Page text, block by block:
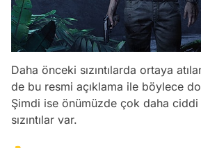
Daha önceki sızıntılarda ortaya
de bu resmi açıklama ile böylece
Şimdi ise önümüzde çok daha
sızıntılar var.